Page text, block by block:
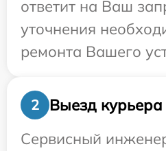
ответит на Ваш
уточнения
ремонта Вашего
2
Выезд курьера
Сервисный